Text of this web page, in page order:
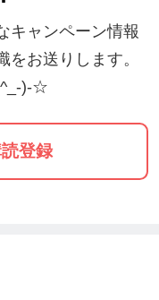
なりますが、都
イントは実際の
。
囲気です。
キャンペーン情報
お送りします。
)-☆
登録